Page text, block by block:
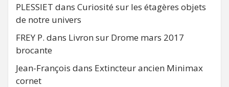
PLESSIET dans Curiosité sur les étagères objets
de notre univers
FREY P. dans Livron sur Drome mars 2017
brocante
Jean-François dans Extincteur ancien Minimax
cornet